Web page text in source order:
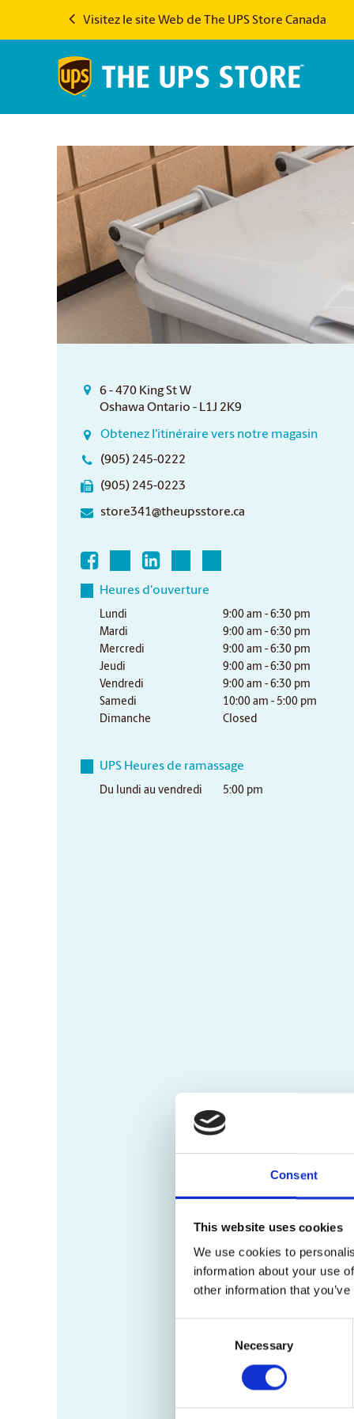
Consent
This website uses cookies
We use cookies to
information about your use
other information that
Necessary
Visitez le site Web de The UPS Store Canada
6 - 470 King St W
Oshawa Ontario - L1J 2K9
Obtenez l'itinéraire vers notre magasin
(905) 245-0222
(905) 245-0223
store341@theupsstore.ca
Heures d'ouverture
Lundi
9:00 am - 6:30 pm
Mardi
9:00 am - 6:30 pm
Mercredi
9:00 am - 6:30 pm
Jeudi
9:00 am - 6:30 pm
Vendredi
9:00 am - 6:30 pm
Samedi
10:00 am - 5:00 pm
Dimanche
Closed
UPS Heures de ramassage
Du lundi au vendredi 5:00 pm